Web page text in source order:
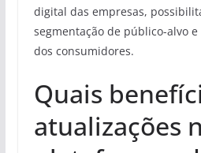
digital das empresas,
segmentação de público-alvo
dos consumidores.
Quais
atualizações